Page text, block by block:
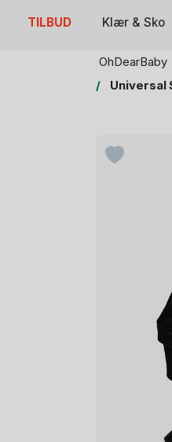
TILBUD Klær & Sko
OhDearBaby
Universal